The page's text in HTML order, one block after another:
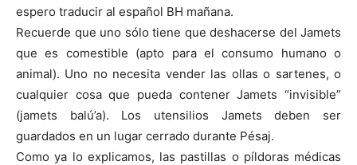
espero traducir al español BH mañana.
Recuerde que uno sólo tiene que deshacerse del Jamets
que es comestible (apto para el consumo humano o
animal). Uno no necesita vender las ollas o sartenes, o
cualquier cosa que pueda contener Jamets “invisible”
(jamets balú’a). Los utensilios Jamets deben ser
guardados en un lugar cerrado durante Pésaj.
Como ya lo explicamos, las pastillas o píldoras médicas